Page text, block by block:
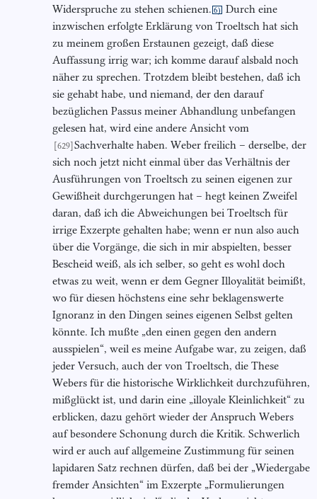
Widerspruche zu stehen schienen. 6) Durch eine
inzwischen erfolgte Erklärung von Troeltsch hat sich
zu meinem großen Erstaunen gezeigt, daß diese
Auffassung irrig war; ich komme darauf alsbald noch
näher zu sprechen. Trotzdem bleibt bestehen, daß ich
sie gehabt habe, und niemand, der den darauf
bezüglichen Passus meiner Abhandlung unbefangen
gelesen hat, wird eine andere Ansicht vom
[629] Sachverhalte haben. Weber freilich – derselbe, der
sich noch jetzt nicht einmal über das Verhältnis der
Ausführungen von Troeltsch zu seinen eigenen zur
Gewißheit durchgerungen hat – hegt keinen Zweifel
daran, daß ich die Abweichungen bei Troeltsch für
irrige Exzerpte gehalten habe; wenn er nun also auch
über die Vorgänge, die sich in mir abspielten, besser
Bescheid weiß, als ich selber, so geht es wohl doch
etwas zu weit, wenn er dem Gegner Illoyalität beimißt,
wo für diesen höchstens eine sehr beklagenswerte
Ignoranz in den Dingen seines eigenen Selbst gelten
könnte. Ich mußte „den einen gegen den andern
ausspielen“, weil es meine Aufgabe war, zu zeigen, daß
jeder Versuch, auch der von Troeltsch, die These
Webers für die historische Wirklichkeit durchzuführen,
mißglückt ist, und darin eine „illoyale Kleinlichkeit“ zu
erblicken, dazu gehört wieder der Anspruch Webers
auf besondere Schonung durch die Kritik. Schwerlich
wird er auch auf allgemeine Zustimmung für seinen
lapidaren Satz rechnen dürfen, daß bei der „Wiedergabe
fremder Ansichten“ im Exzerpte „Formulierungen